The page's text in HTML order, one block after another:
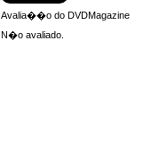
Avalia��o do DVDMagazine
N�o avaliado.